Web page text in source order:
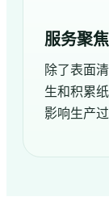
服务聚
除了表面清
生和积累
影响生产